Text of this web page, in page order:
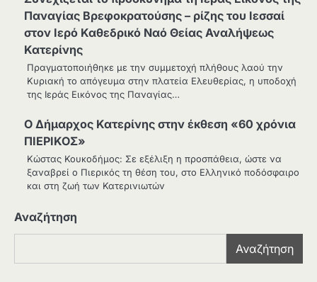
Παναγίας Βρεφοκρατούσης – ρίζης του Ιεσσαί
στον Ιερό Καθεδρικό Ναό Θείας Αναλήψεως
Κατερίνης
Πραγματοποιήθηκε με την συμμετοχή πλήθους λαού την
Κυριακή το απόγευμα στην πλατεία Ελευθερίας, η υποδοχή
της Ιεράς Εικόνος της Παναγίας…
Ο Δήμαρχος Κατερίνης στην έκθεση «60 χρόνια
ΠΙΕΡΙΚΟΣ»
Κώστας Κουκοδήμος: Σε εξέλιξη η προσπάθεια, ώστε να
ξαναβρεί ο Πιερικός τη θέση του, στο Ελληνικό ποδόσφαιρο
και στη ζωή των Κατερινιωτών
Αναζήτηση
Αναζήτηση